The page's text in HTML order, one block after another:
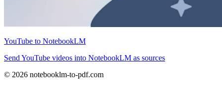
YouTube to NotebookLM
Send YouTube videos into NotebookLM as sources
© 2026 notebooklm-to-pdf.com